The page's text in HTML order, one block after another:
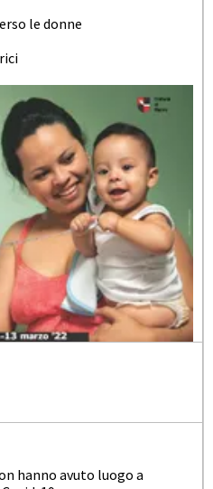
le donne
hanno avuto luogo a